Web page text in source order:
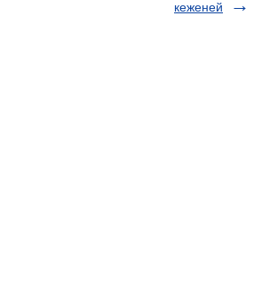
кеженей